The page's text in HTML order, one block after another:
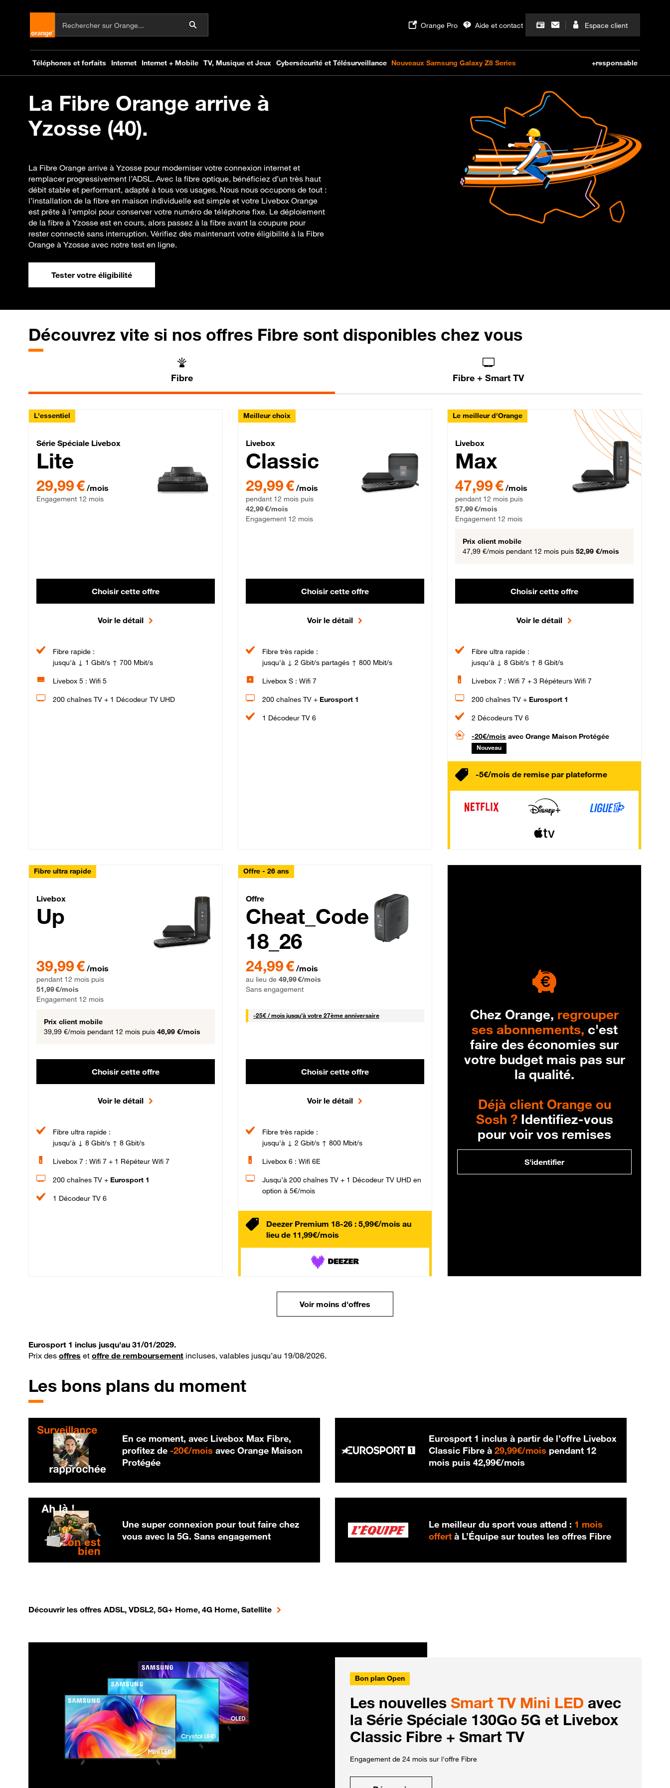
La Fibre Orange arrive à
Yzosse (40).
La Fibre Orange arrive à Yzosse pour moderniser votre connexion internet et
remplacer progressivement l’ADSL. Avec la fibre optique, bénéficiez d’un très haut
débit stable et performant, adapté à tous vos usages. Nous nous occupons de tout :
l’installation de la fibre en maison individuelle est simple et votre Livebox Orange
est prête à l’emploi pour conserver votre numéro de téléphone fixe. Le déploiement
de la fibre à Yzosse est en cours, alors passez à la fibre avant la coupure pour
rester connecté sans interruption. Vérifiez dès maintenant votre éligibilité à la Fibre
Orange à Yzosse avec notre test en ligne.
Tester votre éligibilité
Découvrez vite si nos offres Fibre sont disponibles chez vous
Fibre Fibre + Smart TV
L'essentiel
Série Spéciale Livebox Lite Fibre
Série Spéciale Livebox
Lite
29,99 € par mois , Engagement 12 mois
29,99 € /mois
Engagement 12 mois
Choisir cette offre
Voir le détail
Fibre rapide :
jusqu'à ↓ 1 Gbit/s ↑ 700 Mbit/s
Livebox 5 : Wifi 5
200 chaînes TV + 1 Décodeur TV UHD
Meilleur choix
Livebox Classic Fibre
Livebox
Classic
29,99 € par mois pendant 12 mois puis 42,99 € par mois, Engagement 12 mois
29,99 € /mois
pendant 12 mois puis
42,99 €/mois
Engagement 12 mois
Choisir cette offre
Voir le détail
Fibre très rapide :
jusqu'à ↓ 2 Gbit/s partagés ↑ 800 Mbit/s
Livebox S : Wifi 7
200 chaînes TV + Eurosport 1
1 Décodeur TV 6
Le meilleur d'Orange
Livebox Max Fibre
Livebox
Max
47,99 € par mois pendant 12 mois puis 57,99 € par mois,
47,99 € /mois
pendant 12 mois puis
57,99 €/mois
Engagement 12 mois
Prix client mobile
47,99 €/mois pendant 12 mois puis 52,99 €/mois
Choisir cette offre
Voir le détail
Fibre ultra rapide :
jusqu'à ↓ 8 Gbit/s ↑ 8 Gbit/s
Livebox 7 : Wifi 7 + 3 Répéteurs Wifi 7
200 chaînes TV + Eurosport 1
2 Décodeurs TV 6
-20€/mois avec Orange Maison Protégée
Nouveau
-5€/mois de remise par plateforme
Fibre ultra rapide
Livebox Up Fibre
Livebox
Up
39,99 € /mois
pendant 12 mois puis
51,99 €/mois
Engagement 12 mois
Prix client mobile
39,99 €/mois pendant 12 mois puis 46,99 €/mois
Choisir cette offre
Voir le détail
Fibre ultra rapide :
jusqu'à ↓ 8 Gbit/s ↑ 8 Gbit/s
Livebox 7 : Wifi 7 + 1 Répéteur Wifi 7
200 chaînes TV + Eurosport 1
1 Décodeur TV 6
Offre - 26 ans
Cheat_Code Fibre_18_26
Offre
Cheat_Code
18_26
24,99 € /mois
au lieu de 49,99 €/mois
Sans engagement
-25€ / mois25 € par mois
jusqu'à votre 27ème anniversaire
Choisir cette offre
Voir le détail
Fibre très rapide :
jusqu'à ↓ 2 Gbit/s ↑ 800 Mbit/s
Livebox 6 : Wifi 6E
Jusqu’à 200 chaînes TV + 1 Décodeur TV UHD en
option à 5€/mois
Deezer Premium 18-26 : 5,99€/mois au
lieu de 11,99€/mois
Chez Orange, regrouper
ses abonnements, c'est
faire des économies sur
votre budget mais pas sur
la qualité.
Déjà client Orange ou
Sosh ?Identifiez-vous
pour voir vos remises
S'identifier
Voir moins d'offres
Eurosport 1 inclus jusqu'au 31/01/2029.
Prix des offres et offre de remboursement incluses, valables jusqu’au 19/08/2026.
Les bons plans du moment
En ce moment, avec Livebox Max Fibre,
profitez de -20€/mois 20 € par mois
avec Orange Maison
Protégée
Eurosport 1 inclus à partir de l’offre Livebox
Classic Fibre à29,99€/mois 29,99 € par mois
pendant 12
mois puis42,99€/mois
Une super connexion pour tout faire chez
vous avec la 5G. Sans engagement
Le meilleur du sport vous attend : 1 mois
offert à L’Équipe sur toutes les offres Fibre
Découvrir les offres ADSL, VDSL2, 5G+ Home, 4G Home, Satellite
Bon plan Open
Les nouvelles Smart TV Mini LED avec
la Série Spéciale 130Go 5G et Livebox
Classic Fibre + Smart TV
Engagement de 24 mois sur l'offre Fibre